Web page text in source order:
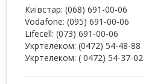
Київстар: (068) 691-00-06
Vodafone: (095) 691-00-06
Lifecell: (073) 691-00-06
Укртелеком: (0472) 54-48-88
Укртелеком: ( 0472) 54-37-02